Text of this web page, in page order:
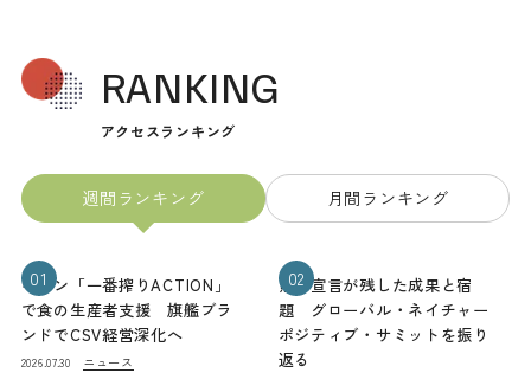
RANKING
アクセスランキング
週間ランキング 月間ランキング
01
キリン「一番搾りACTION」
で食の生産者支援 旗艦ブラ
ンドでCSV経営深化へ
2026.07.30 ニュース
02
熊本宣言が残した成果と宿
題 グローバル・ネイチャー
ポジティブ・サミットを振り
返る